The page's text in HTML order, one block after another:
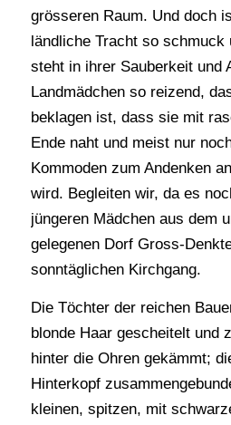
grösseren Raum. Und doch
ländliche Tracht so schmuck
steht in ihrer Sauberkeit und
Landmädchen so reizend,
beklagen ist, dass sie mit
Ende naht und meist nur
Kommoden zum Andenken
wird. Begleiten wir, da es
jüngeren Mädchen aus dem
gelegenen Dorf Gross-
sonntäglichen Kirchgang.
Die Töchter der reichen
blonde Haar gescheitelt und
hinter die Ohren gekämmt;
Hinterkopf
kleinen, spitzen, mit